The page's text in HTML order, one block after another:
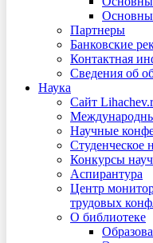
Партнеры
Банковские
Контактная
Сведения об
Наука
Сайт
Научные
Студенческое
Конкурсы
Аспирантура
Центр
трудовых
О библиотеке